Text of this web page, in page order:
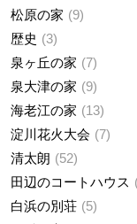
松原の家
9
歴史
3
泉ヶ丘の家
7
泉大津の家
9
海老江の家
13
淀川花火大会
7
清太朗
52
田辺のコートハウス
白浜の別荘
5